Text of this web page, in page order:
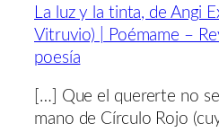
La luz y la tinta, de Angi
Vitruvio) | Poémame –
poesía
[…] Que el quererte no
mano de Círculo Rojo